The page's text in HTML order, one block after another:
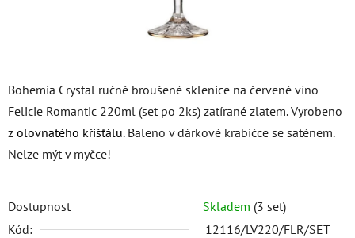
Bohemia Crystal ručně broušené sklenice na červené víno
Felicie Romantic 220ml (set po 2ks) zatírané zlatem. Vyrobeno
z olovnatého křišťálu. Baleno v dárkové krabičce se saténem.
Nelze mýt v myčce!
Dostupnost Skladem (3 set)
Kód:
12116/LV220/FLR/SET